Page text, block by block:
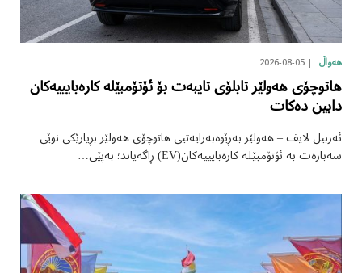
هەواڵ 2026-08-05
هاتوچۆی هەولێر تابلۆی تایبەت بۆ ئۆتۆمبێلە کارەبایییەکان
دابین دەکات
ئەربیل لایف – هەولێر بەڕێوەبەرایەتیی هاتوچۆی هەولێر بڕیارێکی نوێی
سەبارەت بە ئۆتۆمبێلە کارەبایییەکان(EV) ڕاگەیاند؛ بەپێی…